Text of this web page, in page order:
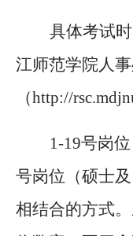
具体考试
江师范学院人
（http://
1-19号岗
号岗位（硕士
相结合的方式